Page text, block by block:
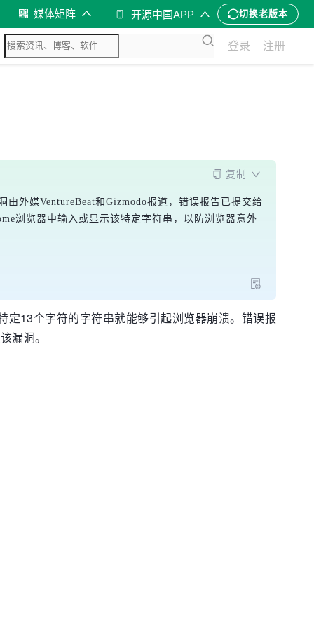
媒体矩阵 开源中国APP 切换老版本
登录 注册
复制
外媒VentureBeat和Gizmodo报道，错误报告已提交给
浏览器中输入或显示该特定字符串，以防浏览器意外
13个字符的字符串就能够引起浏览器崩溃。错误报
漏洞。